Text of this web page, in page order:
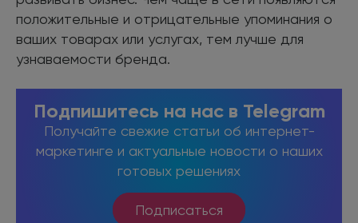
положительные и отрицательные упоминания о
ваших товарах или услугах, тем лучше для
узнаваемости бренда.
Подпишитесь на нас в Telegram
Получайте свежие статьи об интернет-
маркетинге и актуальные новости о наших
готовых решениях
Подписаться